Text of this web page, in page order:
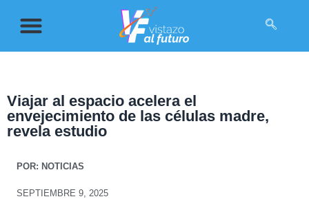
Viajar al espacio acelera el
envejecimiento de las células madre,
revela estudio
POR: NOTICIAS
SEPTIEMBRE 9, 2025